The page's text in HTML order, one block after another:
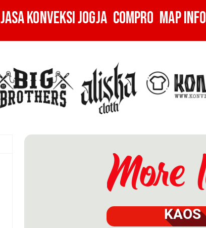
JASA KONVEKSI JOGJA COMPRO MAP INFO
KAOS